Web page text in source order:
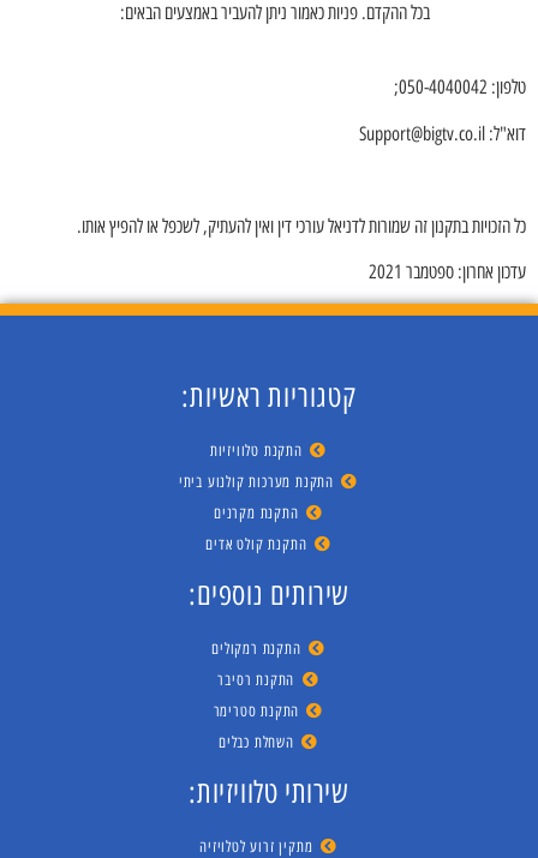
בכל ההקדם. פניות כאמור ניתן להעביר באמצעים הבאים:
טלפון: 050-4040042;
דוא"ל: Support@bigtv.co.il
כל הזכויות בתקנון זה שמורות לדניאל עורכי דין ואין להעתיק, לשכפל או להפיץ אותו.
עדכון אחרון: ספטמבר 2021
קטגוריות ראשיות:
התקנת טלוויזיות
התקנת מערכות קולנוע ביתי
התקנת מקרנים
התקנת קולט אדים
שירותים נוספים:
התקנת רמקולים
התקנת רסיבר
התקנת סטרימר
השחלת כבלים
שירותי טלוויזיות:
מתקין זרוע לטלויזיה